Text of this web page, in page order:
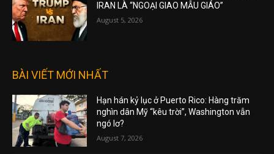
IRAN LÀ “NGOẠI GIAO MẪU GIÁO”
August 5, 2026
BÀI VIẾT MỚI NHẤT
Hạn hán kỷ lục ở Puerto Rico: Hàng trăm
nghìn dân Mỹ “kêu trời”, Washington vẫn
ngó lơ?
August 7, 2026